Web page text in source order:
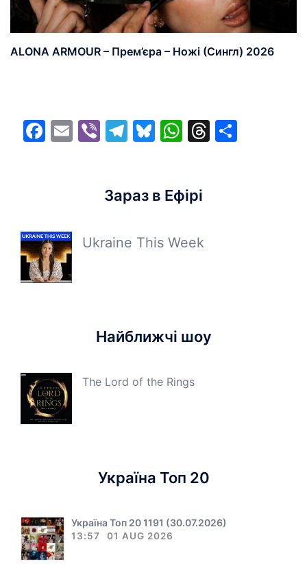
ALONA ARMOUR – Прем’єра – Ножі (Сингл) 2026
Facebook
EmailViberTelegram
Bluesky
WhatsApp
Threads
Зараз в Ефірі
Ukraine This Week
Найближчі шоу
The Lord of the Rings
Україна Топ 20
Україна Топ 20 1191 (30.07.2026)
13:57 01 AUG 2026